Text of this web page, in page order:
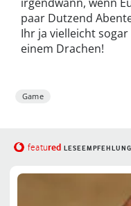
paar Dutzend
Ihr ja vielleicht
einem Drachen!
Game
featured